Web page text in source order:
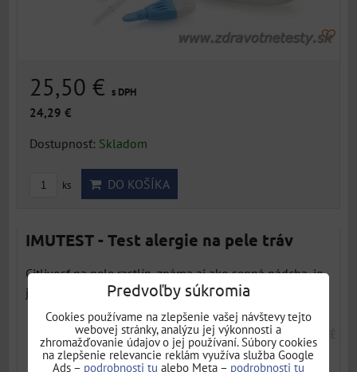
25,50 € s DPH
24,29 €
Dostupnosť: Skladom
ks DO KOŠÍKA
IMUTEST - Test alergie na pele tráv
Citlivosť na pele rastlín, známa aj ako senná nádcha, je
jednou z...
Predvoľby súkromia
Cookies používame na zlepšenie vašej návštevy tejto
webovej stránky, analýzu jej výkonnosti a
zhromažďovanie údajov o jej používaní. Súbory cookies
na zlepšenie relevancie reklám využíva služba Google
Ads – podrobnosti tu alebo Meta – podrobnosti tu